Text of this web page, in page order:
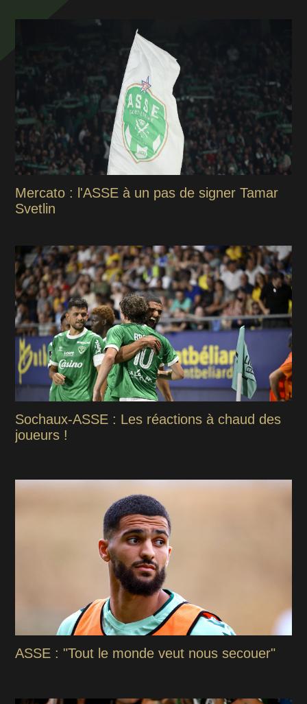
Mercato : l'ASSE à un pas de signer Tamar
Svetlin
Sochaux-ASSE : Les réactions à chaud des
joueurs !
ASSE : "Tout le monde veut nous secouer"